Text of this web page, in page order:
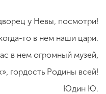
у Невы, посмотри!
то в нем наши цари.
в нем огромный музей,
гордость Родины всей!
Юдин Ю.